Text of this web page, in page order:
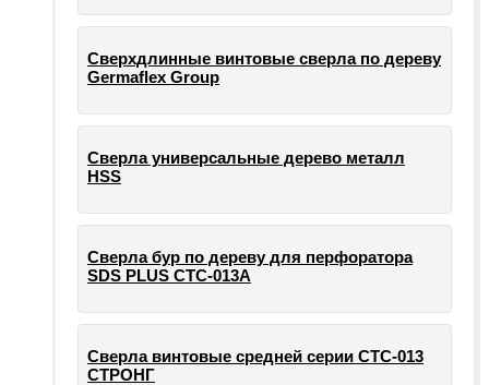
Сверхдлинные винтовые сверла по дереву
Germaflex Group
Сверла универсальные дерево металл
HSS
Cверла бур по дереву для перфоратора
SDS PLUS СТС-013А
Сверла винтовые средней серии СТС-013
СТРОНГ